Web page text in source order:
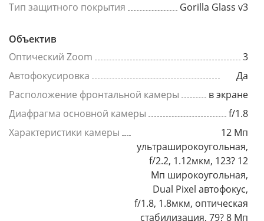
Тип защитного покрытия
Gorilla Glass v3
Объектив
Оптический Zoom
3
Автофокусировка
Да
Расположение фронтальной камеры
в экране
Диафрагма основной камеры
f/1.8
Характеристики камеры
12 Мп
ультраширокоугольная,
f/2.2, 1.12мкм, 123? 12
Мп широкоугольная,
Dual Pixel автофокус,
f/1.8, 1.8мкм, оптическая
стабилизация, 79? 8 Мп